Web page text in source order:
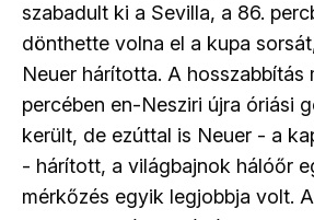
szabadult ki a Sevilla, a 86.
dönthette volna el a kupa
Neuer hárította. A hosszabbítás
percében en-Nesziri újra óriási
került, de ezúttal is Neuer - a
- hárított, a világbajnok hálóőr
mérkőzés egyik legjobbja volt.